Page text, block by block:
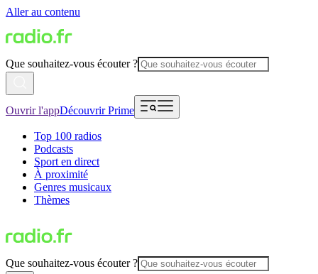
Aller au contenu
Que souhaitez-vous écouter ?
Ouvrir l'appDécouvrir Prime
Top 100 radios
Podcasts
Sport en direct
À proximité
Genres musicaux
Thèmes
Que souhaitez-vous écouter ?